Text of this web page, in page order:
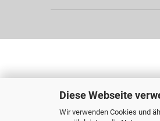
Diese Webseite
Wir verwenden Cookies und